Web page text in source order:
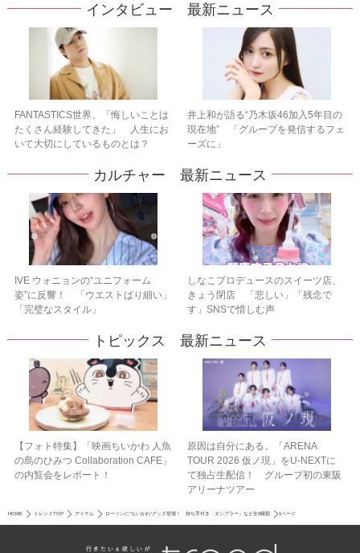
インタビュー 最新ニュース
FANTASTICS世界、「悔しいことは
たくさん経験してきた」 人生にお
いて大切にしているものとは？
井上和が語る“乃木坂46加入5年目の
現在地” 「グループを発信するフェ
ーズに」
カルチャー 最新ニュース
IVE ウォニョンの“ユニフォーム
姿”に反響！ 「ウエストばり細い」
「完璧なスタイル」
しなこプロデュースのスイーツ店、
きょう閉店 「悲しい」「残念で
す」SNSで惜しむ声
トピックス 最新ニュース
【フォト特集】「映画ちいかわ 人魚
の島のひみつ Collaboration CAFE」
の内覧会をレポート！
原因は自分にある。「ARENA
TOUR 2026 仮ノ現」をU-NEXTに
て独占生配信！ グループ初の東阪
アリーナツアー
HOME トレンドTOP アイテム ローソンに“ちいかわ”グッズ登場！ 持ち手付き「タンブラー」など全3種類 1ページ